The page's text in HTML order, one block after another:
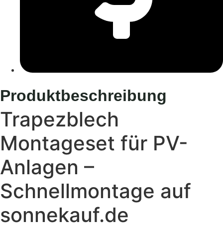
Produktbeschreibung
Trapezblech
Montageset für PV-
Anlagen –
Schnellmontage auf
sonnekauf.de